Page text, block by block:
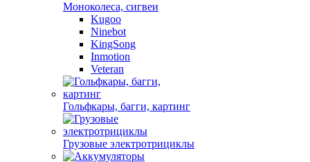
Моноколеса, сигвеи
Kugoo
Ninebot
KingSong
Inmotion
Veteran
Гольфкары, багги, картинг
Грузовые электротрициклы